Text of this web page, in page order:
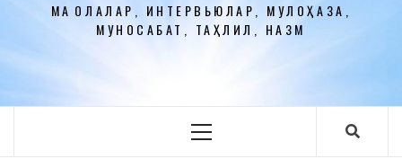
МАҚОЛАЛАР, ИНТЕРВЬЮЛАР, МУЛОҲАЗА,
МУНОСАБАТ, ТАҲЛИЛ, НАЗМ
меню